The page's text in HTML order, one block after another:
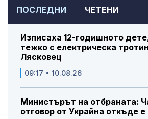
ПОСЛЕДНИ ЧЕТЕНИ
Изписаха 12-годишното
тежко с електрическа
Лясковец
09:17 • 10.08.26
Министърът на отбраната:
отговор от Украйна откъде е